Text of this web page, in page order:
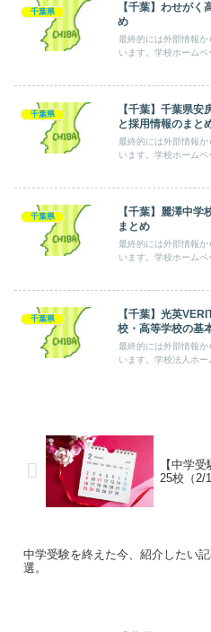
千葉県
【千葉】わせがく
め
最終的には外部情報
います。学校ホームペ
千葉県
【千葉】千葉県安
と採用情報のまと
最終的には外部情報
います。学校ホームペ
千葉県
【千葉】麗澤中学
まとめ
最終的には外部情報
います。学校ホームペ
千葉県
【千葉】光英
校・高等学校の基
最終的には外部情報
います。学校法人ホー
【中学
25校（2/
中学受験を終えた今、紹介したい記
選。